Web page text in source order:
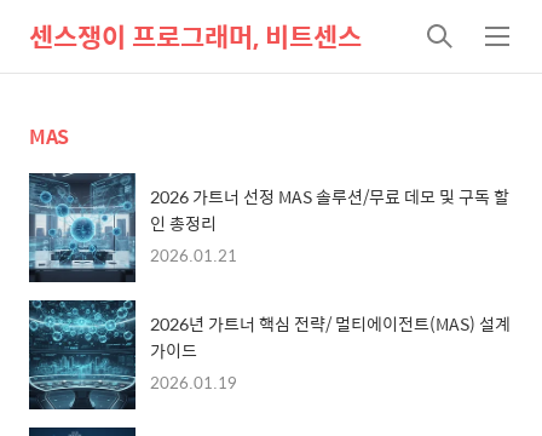
센스쟁이 프로그래머, 비트센스
검
색
메
뉴
MAS
2026 가트너 선정 MAS 솔루션/무료 데모 및 구독 할
인 총정리
2026.01.21
2026년 가트너 핵심 전략/ 멀티에이전트(MAS) 설계
가이드
2026.01.19